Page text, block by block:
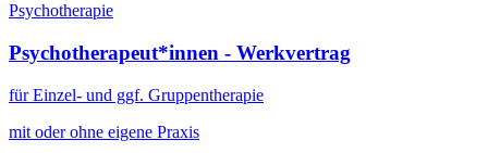
Psychotherapie
Psychotherapeut*innen - Werkvertrag
für Einzel- und ggf. Gruppentherapie
mit oder ohne eigene Praxis